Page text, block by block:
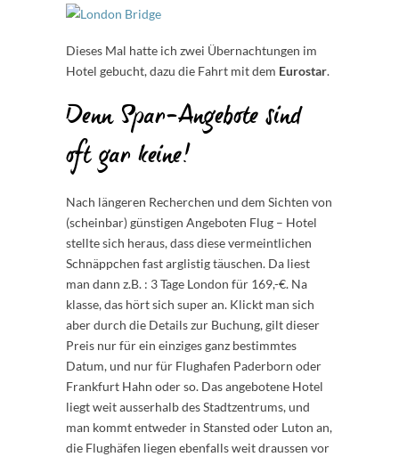
Dieses Mal hatte ich zwei Übernachtungen im
Hotel gebucht, dazu die Fahrt mit dem Eurostar.
Denn Spar-Angebote sind
oft gar keine!
Nach längeren Recherchen und dem Sichten von
(scheinbar) günstigen Angeboten Flug – Hotel
stellte sich heraus, dass diese vermeintlichen
Schnäppchen fast arglistig täuschen. Da liest
man dann z.B. : 3 Tage London für 169,-€. Na
klasse, das hört sich super an. Klickt man sich
aber durch die Details zur Buchung, gilt dieser
Preis nur für ein einziges ganz bestimmtes
Datum, und nur für Flughafen Paderborn oder
Frankfurt Hahn oder so. Das angebotene Hotel
liegt weit ausserhalb des Stadtzentrums, und
man kommt entweder in Stansted oder Luton an,
die Flughäfen liegen ebenfalls weit draussen vor